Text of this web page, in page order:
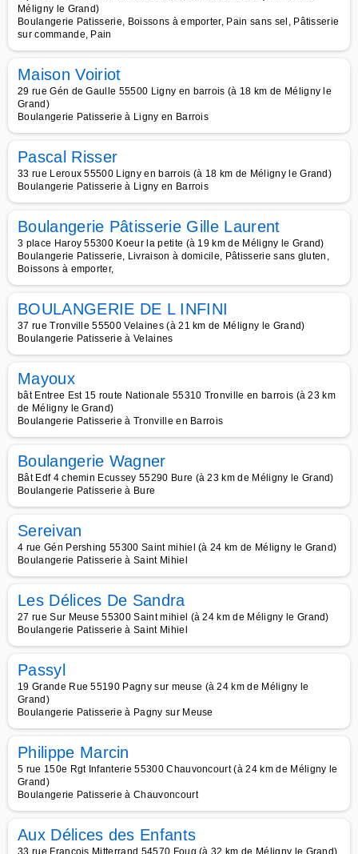
Méligny le Grand)
Boulangerie Patisserie, Boissons à emporter, Pain sans sel, Pâtisserie
sur commande, Pain
Maison Voiriot
29 rue Gén de Gaulle 55500 Ligny en barrois (à 18 km de Méligny le
Grand)
Boulangerie Patisserie à Ligny en Barrois
Pascal Risser
33 rue Leroux 55500 Ligny en barrois (à 18 km de Méligny le Grand)
Boulangerie Patisserie à Ligny en Barrois
Boulangerie Pâtisserie Gille Laurent
3 place Haroy 55300 Koeur la petite (à 19 km de Méligny le Grand)
Boulangerie Patisserie, Livraison à domicile, Pâtisserie sans gluten,
Boissons à emporter,
BOULANGERIE DE L INFINI
37 rue Tronville 55500 Velaines (à 21 km de Méligny le Grand)
Boulangerie Patisserie à Velaines
Mayoux
bât Entree Est 15 route Nationale 55310 Tronville en barrois (à 23 km
de Méligny le Grand)
Boulangerie Patisserie à Tronville en Barrois
Boulangerie Wagner
Bât Edf 4 chemin Ecussey 55290 Bure (à 23 km de Méligny le Grand)
Boulangerie Patisserie à Bure
Sereivan
4 rue Gén Pershing 55300 Saint mihiel (à 24 km de Méligny le Grand)
Boulangerie Patisserie à Saint Mihiel
Les Délices De Sandra
27 rue Sur Meuse 55300 Saint mihiel (à 24 km de Méligny le Grand)
Boulangerie Patisserie à Saint Mihiel
Passyl
19 Grande Rue 55190 Pagny sur meuse (à 24 km de Méligny le
Grand)
Boulangerie Patisserie à Pagny sur Meuse
Philippe Marcin
5 rue 150e Rgt Infanterie 55300 Chauvoncourt (à 24 km de Méligny le
Grand)
Boulangerie Patisserie à Chauvoncourt
Aux Délices des Enfants
33 rue François Mitterrand 54570 Foug (à 32 km de Méligny le Grand)